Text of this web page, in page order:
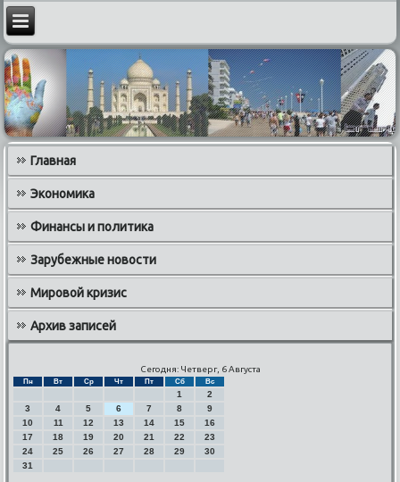
Главная
Экономика
Финансы и политика
Зарубежные новости
Мировой кризис
Архив записей
Сегодня: Четверг, 6 Августа
Пн Вт Ср Чт Пт Сб Вс
1
2
3
4 5 6 7 8
9
10
11 12 13 14 15
16
17
18 19 20 21 22
23
24
25 26 27 28 29
30
31